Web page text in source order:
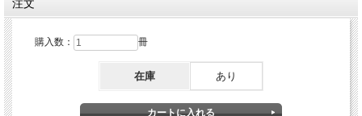
注文
購入数： 冊
在庫 あり